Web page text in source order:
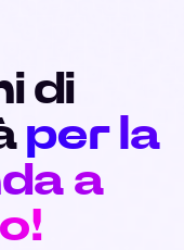
di
per la
a